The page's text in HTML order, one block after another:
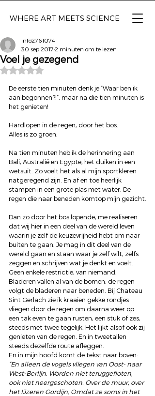
WHERE ART MEETS SCIENCE
Voel je gezegend
info2761074
30 sep 2017 2 minuten om te lezen
Beoordeeld met NaN uit 5 sterren.
De eerste tien minuten denk je “Waar ben ik
aan begonnen?!”, maar na die tien minuten is
het genieten!
Hardlopen in de regen, door het bos.
Alles is zo groen.
Na tien minuten heb ik de herinnering aan
Bali, Australië en Egypte, het duiken in een
wetsuit. Zo voelt het als al mijn sportkleren
natgeregend zijn. En af en toe heerlijk
stampen in een grote plas met water. De
regen die naar beneden komtop mijn gezicht.
Dan zo door het bos lopende, me realiseren
dat wij hier in een deel van de wereld leven
waarin je zelf de keuzevrijheid hebt om naar
buiten te gaan. Je mag in dit deel van de
wereld gaan en staan waar je zelf wilt, zelfs
zeggen en schrijven wat je denkt en voelt.
Geen enkele restrictie, van niemand.
Bladeren vallen al van de bomen, de regen
volgt de bladeren naar beneden. Bij Chateau
Sint Gerlach zie ik kraaien gekke rondjes
vliegen door de regen om daarna weer op
een tak even te gaan rusten, een stuk of zes,
steeds met twee tegelijk. Het lijkt alsof ook zij
genieten van de regen. En in tweetallen
steeds dezelfde route afleggen.
En in mijn hoofd komt de tekst naar boven:
“En alleen de vogels vliegen van Oost- naar
West-Berlijn. Worden niet teruggefloten,
ook niet neergeschoten. Over de muur, over
het IJzeren Gordijn, Omdat ze soms in het